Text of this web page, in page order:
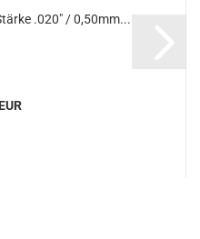
.020" / 0,50mm...